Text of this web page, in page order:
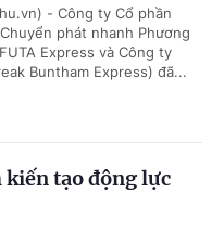
- Công ty Cổ phần
phát nhanh Phương
Express và Công ty
Buntham Express) đã...
tạo động lực